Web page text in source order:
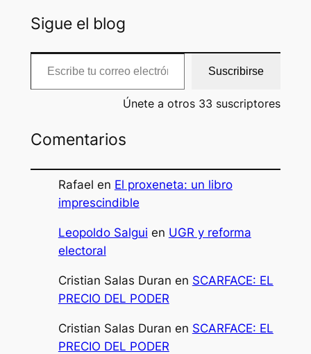
Sigue el blog
Escribe tu correo electrónico…
Suscribirse
Únete a otros 33 suscriptores
Comentarios
Rafael en El proxeneta: un libro
imprescindible
Leopoldo Salgui en UGR y reforma
electoral
Cristian Salas Duran en SCARFACE: EL
PRECIO DEL PODER
Cristian Salas Duran en SCARFACE: EL
PRECIO DEL PODER